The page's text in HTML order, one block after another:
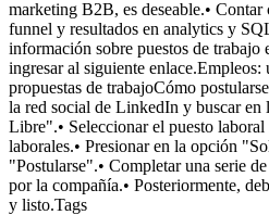
marketing B2B, es deseable.•
funnel y resultados en analytics y
información sobre puestos de trabajo
ingresar al siguiente enlace.Empleos:
propuestas de trabajoCómo
la red social de LinkedIn y buscar en
Libre".• Seleccionar el puesto
laborales.• Presionar en la opción
"Postularse".• Completar una serie
por la compañía.• Posteriormente,
y listo.Tags